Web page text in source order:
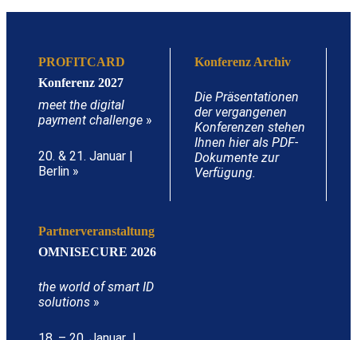
PROFITCARD
Konferenz 2027
meet the digital
payment challenge »
20. & 21. Januar |
Berlin »
Konferenz Archiv
Die Präsentationen
der vergangenen
Konferenzen stehen
Ihnen hier als PDF-
Dokumente zur
Verfügung.
Partnerveranstaltung
OMNISECURE 2026
the world of smart ID
solutions »